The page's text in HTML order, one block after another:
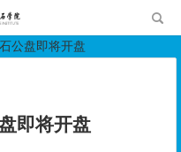
公盘即将开盘
即将开盘